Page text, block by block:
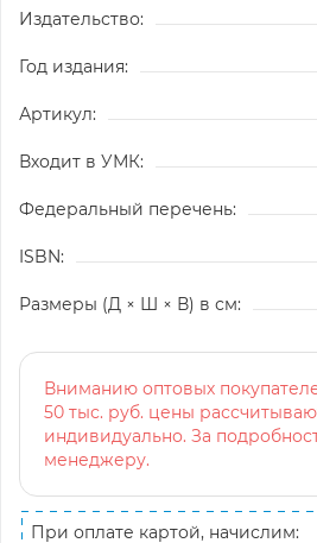
Издательство:
Год издания:
Артикул:
Входит в УМК:
Федеральный перечень:
ISBN:
Размеры (Д × Ш × В) в см:
Вниманию оптовых
50 тыс. руб. цены
индивидуально. За
менеджеру.
При оплате картой, начислим: